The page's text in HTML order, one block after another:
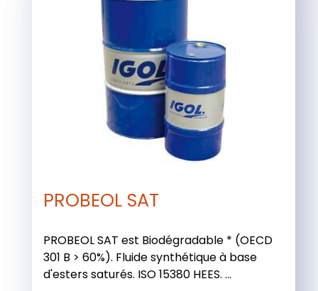
PROBEOL SAT
PROBEOL SAT est Biodégradable * (OECD
301 B > 60%). Fluide synthétique à base
d'esters saturés. ISO 15380 HEES. ...